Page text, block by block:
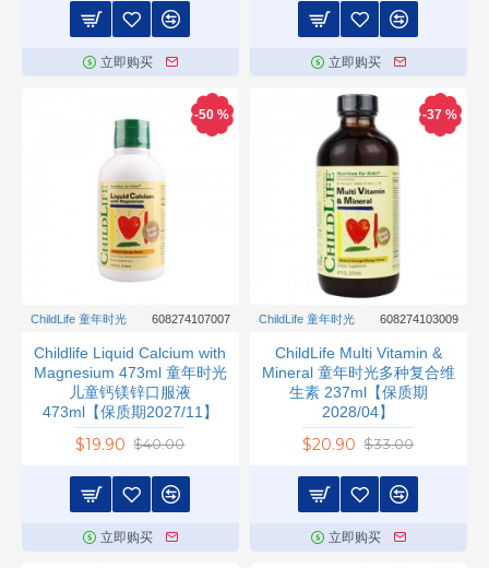
立即购买 立即购买
-50 %
ChildLife 童年时光 608274107007
Childlife Liquid Calcium with
Magnesium 473ml 童年时光
儿童钙镁锌口服液
473ml【保质期2027/11】
$19.90 $40.00
立即购买
-37 %
ChildLife 童年时光 608274103009
ChildLife Multi Vitamin &
Mineral 童年时光多种复合维
生素 237ml【保质期
2028/04】
$20.90 $33.00
立即购买